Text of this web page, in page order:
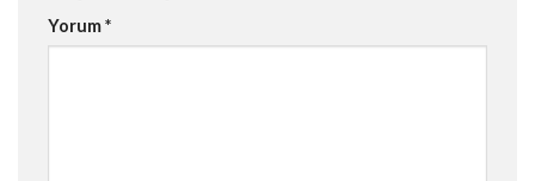
Yorum*